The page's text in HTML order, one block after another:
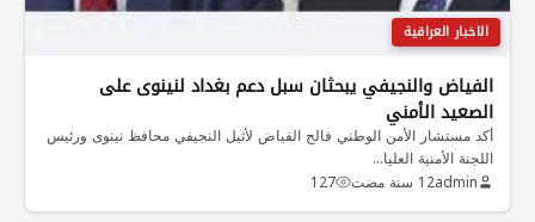
الاخبار العراقية
الفياض والنجيفي يبحثان سبل دعم بغداد لنينوى على
الصعيد الأمني
أكد مستشار الأمن الوطني فالح الفياض لأثيل النجيفي محافظ نينوى ورئيس
اللجنة الأمنية العليا…
admin12 سنة مضت 127